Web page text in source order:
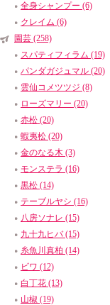
全身シャンプー (6)
クレイム (6)
園芸 (258)
スパティフィラム (19)
パンダガジュマル (20)
雲仙コメツツジ (8)
ローズマリー (20)
赤松 (20)
蝦夷松 (20)
金のなる木 (3)
モンステラ (16)
黒松 (14)
テーブルヤシ (16)
八房ソナレ (15)
九十九ヒバ (15)
糸魚川真柏 (14)
ビワ (12)
白丁花 (13)
山椒 (19)